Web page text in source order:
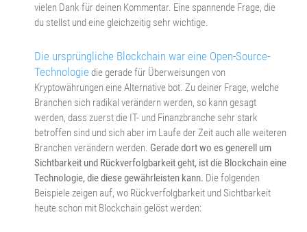
vielen Dank für deinen Kommentar. Eine spannende Frage, die
du stellst und eine gleichzeitig sehr wichtige.
Die ursprüngliche Blockchain war eine Open-Source-
Technologie die gerade für Überweisungen von
Kryptowährungen eine Alternative bot. Zu deiner Frage, welche
Branchen sich radikal verändern werden, so kann gesagt
werden, dass zuerst die IT- und Finanzbranche sehr stark
betroffen sind und sich aber im Laufe der Zeit auch alle weiteren
Branchen verändern werden. Gerade dort wo es generell um
Sichtbarkeit und Rückverfolgbarkeit geht, ist die Blockchain eine
Technologie, die diese gewährleisten kann. Die folgenden
Beispiele zeigen auf, wo Rückverfolgbarkeit und Sichtbarkeit
heute schon mit Blockchain gelöst werden: